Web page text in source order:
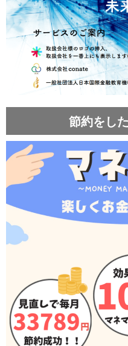
節約をし